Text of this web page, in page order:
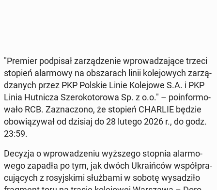
"Premier pod­pi­sał za­rzą­dze­nie wpro­wa­dza­ją­ce trzeci
stopień alar­mo­wy na ob­sza­rach linii ko­le­jo­wych za­rzą­
dza­nych przez PKP Polskie Linie Ko­le­jo­we S.A. i PKP
Linia Hut­ni­cza Sze­ro­ko­to­ro­wa Sp. z o.o." – po­in­for­mo­
wa­ło RCB. Za­zna­czo­no, że stopień CHARLIE będzie
obo­wią­zy­wał od dzisiaj do 28 lutego 2026 r., do godz.
23:59.
Decyzja o wpro­wa­dze­niu wyż­sze­go stopnia alar­mo­
we­go zapadła po tym, jak dwóch Ukra­iń­ców współ­pra­
cu­ją­cych z ro­syj­ski­mi służ­ba­mi w sobotę wy­sa­dzi­ło